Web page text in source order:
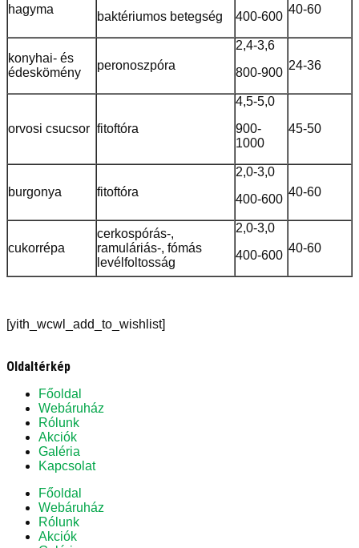
hagyma
baktériumos betegség
400-600
40-60
konyhai- és
édeskömény
peronoszpóra
2,4-3,6
800-900
24-36
orvosi csucsor fitoftóra
4,5-5,0
900-
1000
45-50
burgonya fitoftóra
2,0-3,0
400-600
40-60
cukorrépa
cerkospórás-,
ramuláriás-, fómás
levélfoltosság
2,0-3,0
400-600
40-60
[yith_wcwl_add_to_wishlist]
Oldaltérkép
Főoldal
Webáruház
Rólunk
Akciók
Galéria
Kapcsolat
Főoldal
Webáruház
Rólunk
Akciók